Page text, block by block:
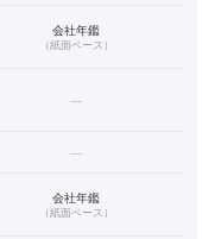
会社年鑑
（紙面ベース）
—
—
会社年鑑
（紙面ベース）